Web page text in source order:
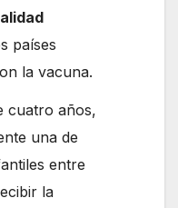
países
la vacuna.
cuatro años,
una de
entre
la